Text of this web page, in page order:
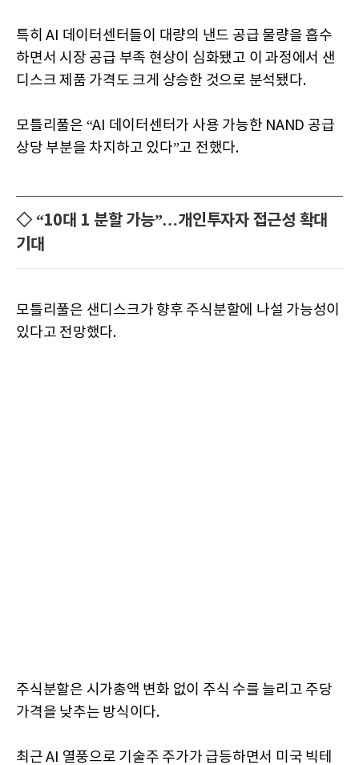
특히 AI 데이터센터들이 대량의 낸드 공급 물량을 흡수
하면서 시장 공급 부족 현상이 심화됐고 이 과정에서 샌
디스크 제품 가격도 크게 상승한 것으로 분석됐다.
모틀리풀은 “AI 데이터센터가 사용 가능한 NAND 공급
상당 부분을 차지하고 있다”고 전했다.
◇ “10대 1 분할 가능”…개인투자자 접근성 확대
기대
모틀리풀은 샌디스크가 향후 주식분할에 나설 가능성이
있다고 전망했다.
주식분할은 시가총액 변화 없이 주식 수를 늘리고 주당
가격을 낮추는 방식이다.
최근 AI 열풍으로 기술주 주가가 급등하면서 미국 빅테